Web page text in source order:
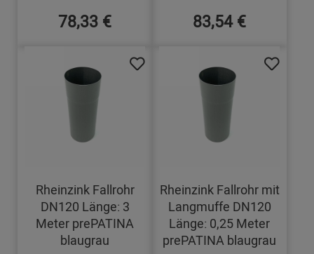
78,33 € 83,54 €
Rheinzink Fallrohr
DN120 Länge: 3
Meter prePATINA
blaugrau
Rheinzink Fallrohr mit
Langmuffe DN120
Länge: 0,25 Meter
prePATINA blaugrau